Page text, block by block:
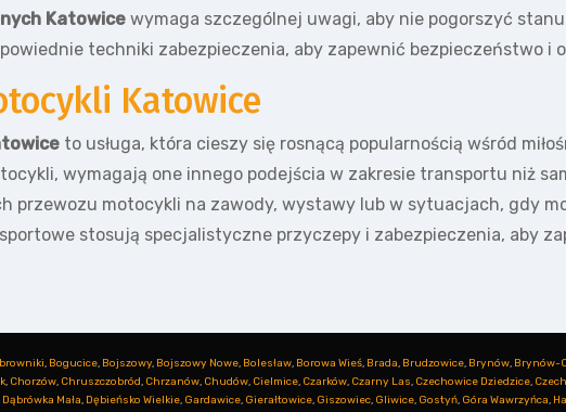
Katowice wymaga szczególnej uwagi, aby nie pogorszyć
techniki zabezpieczenia, aby zapewnić bezpieczeństwo i
Katowice
to usługa, która cieszy się rosnącą popularnością wśród
wymagają one innego podejścia w zakresie transportu niż
przewozu motocykli na zawody, wystawy lub w sytuacjach, gdy
stosują specjalistyczne przyczepy i zabezpieczenia, aby
, Bogucice, Bojszowy, Bojszowy Nowe, Bolesław, Borowa Wieś, Brada, Brudzowice, Brynów, Brynów-
, Chorzów, Chruszczobród, Chrzanów, Chudów, Cielmice, Czarków, Czarny Las, Czechowice Dziedzice,
Dąbrówka Mała, Dębieńsko Wielkie, Gardawice, Gierałtowice, Giszowiec, Gliwice, Gostyń, Góra Wawrzyńca,